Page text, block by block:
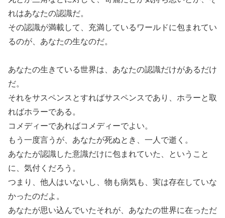
れはあなたの認識だ。
その認識が満載して、充満しているワールドに包まれてい
るのが、あなたの生なのだ。
あなたの生きている世界は、あなたの認識だけがあるだけ
だ。
それをサスペンスとすればサスペンスであり、ホラーと取
ればホラーである。
コメディーであればコメディーでよい。
もう一度言うが、あなたが死ぬとき、一人で逝く。
あなたが認識した意識だけに包まれていた、ということ
に、気付くだろう。
つまり、他人はいないし、物も病気も、実は存在していな
かったのだよ。
あなたが思い込んでいたそれが、あなたの世界に在っただ